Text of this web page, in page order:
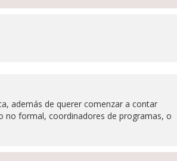
además de querer comenzar a contar
no formal, coordinadores de programas, o